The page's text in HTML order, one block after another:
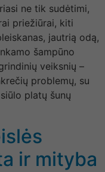
ne tik sudėtimi,
priežiūrai, kiti
jautrią odą,
šampūno
veiksnių –
problemų, su
platų šunų
ir mityba